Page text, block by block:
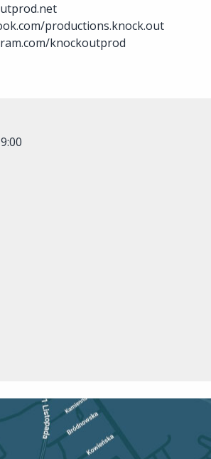
productions.knock.out
knockoutprod